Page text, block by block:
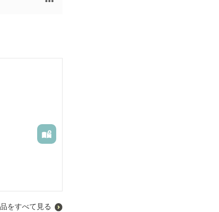
をすべて見る